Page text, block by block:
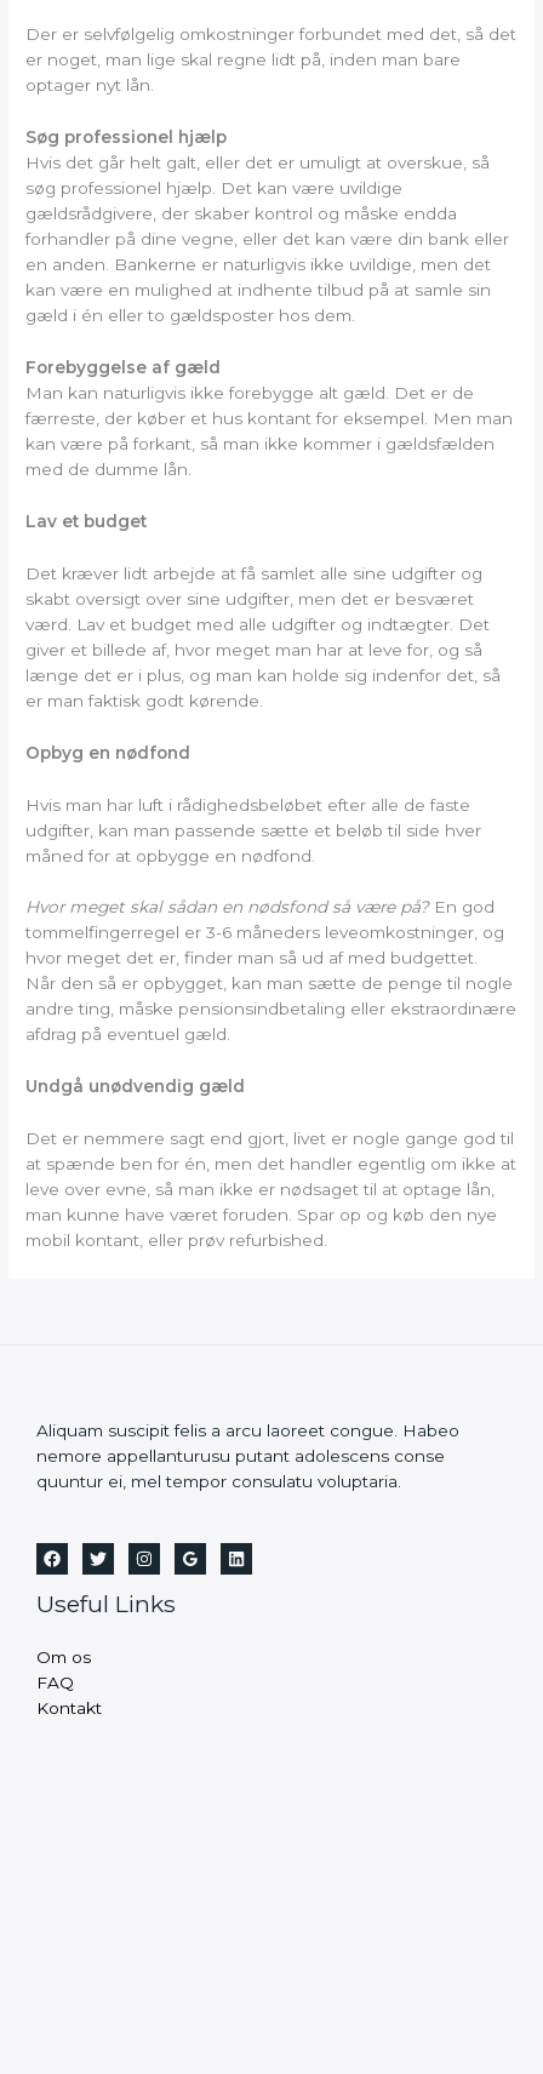
Der er selvfølgelig omkostninger forbundet med det, så det
er noget, man lige skal regne lidt på, inden man bare
optager nyt lån.
Søg professionel hjælp
Hvis det går helt galt, eller det er umuligt at overskue, så
søg professionel hjælp. Det kan være uvildige
gældsrådgivere, der skaber kontrol og måske endda
forhandler på dine vegne, eller det kan være din bank eller
en anden. Bankerne er naturligvis ikke uvildige, men det
kan være en mulighed at indhente tilbud på at samle sin
gæld i én eller to gældsposter hos dem.
Forebyggelse af gæld
Man kan naturligvis ikke forebygge alt gæld. Det er de
færreste, der køber et hus kontant for eksempel. Men man
kan være på forkant, så man ikke kommer i gældsfælden
med de dumme lån.
Lav et budget
Det kræver lidt arbejde at få samlet alle sine udgifter og
skabt oversigt over sine udgifter, men det er besværet
værd. Lav et budget med alle udgifter og indtægter. Det
giver et billede af, hvor meget man har at leve for, og så
længe det er i plus, og man kan holde sig indenfor det, så
er man faktisk godt kørende.
Opbyg en nødfond
Hvis man har luft i rådighedsbeløbet efter alle de faste
udgifter, kan man passende sætte et beløb til side hver
måned for at opbygge en nødfond.
Hvor meget skal sådan en nødsfond så være på?En god
tommelfingerregel er 3-6 måneders leveomkostninger, og
hvor meget det er, finder man så ud af med budgettet.
Når den så er opbygget, kan man sætte de penge til nogle
andre ting, måske pensionsindbetaling eller ekstraordinære
afdrag på eventuel gæld.
Undgå unødvendig gæld
Det er nemmere sagt end gjort, livet er nogle gange god til
at spænde ben for én, men det handler egentlig om ikke at
leve over evne, så man ikke er nødsaget til at optage lån,
man kunne have været foruden. Spar op og køb den nye
mobil kontant, eller prøv refurbished.
Aliquam suscipit felis a arcu laoreet congue. Habeo
nemore appellanturusu putant adolescens conse
quuntur ei, mel tempor consulatu voluptaria.
Useful Links
Om os
FAQ
Kontakt